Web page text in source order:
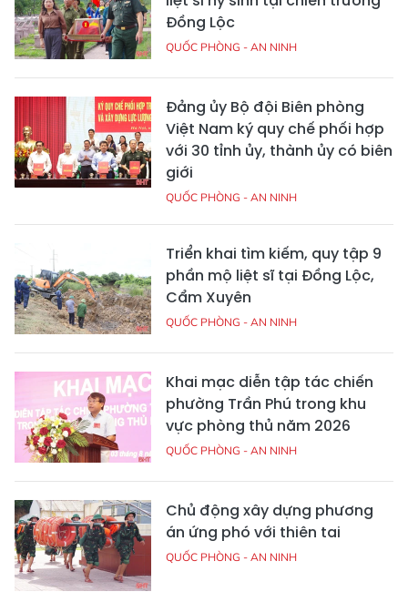
Đồng Lộc
QUỐC PHÒNG - AN NINH
Đảng ủy Bộ đội Biên phòng
Việt Nam ký quy chế phối hợp
với 30 tỉnh ủy, thành ủy có biên
giới
QUỐC PHÒNG - AN NINH
Triển khai tìm kiếm, quy tập 9
phần mộ liệt sĩ tại Đồng Lộc,
Cẩm Xuyên
QUỐC PHÒNG - AN NINH
Khai mạc diễn tập tác chiến
phường Trần Phú trong khu
vực phòng thủ năm 2026
QUỐC PHÒNG - AN NINH
Chủ động xây dựng phương
án ứng phó với thiên tai
QUỐC PHÒNG - AN NINH